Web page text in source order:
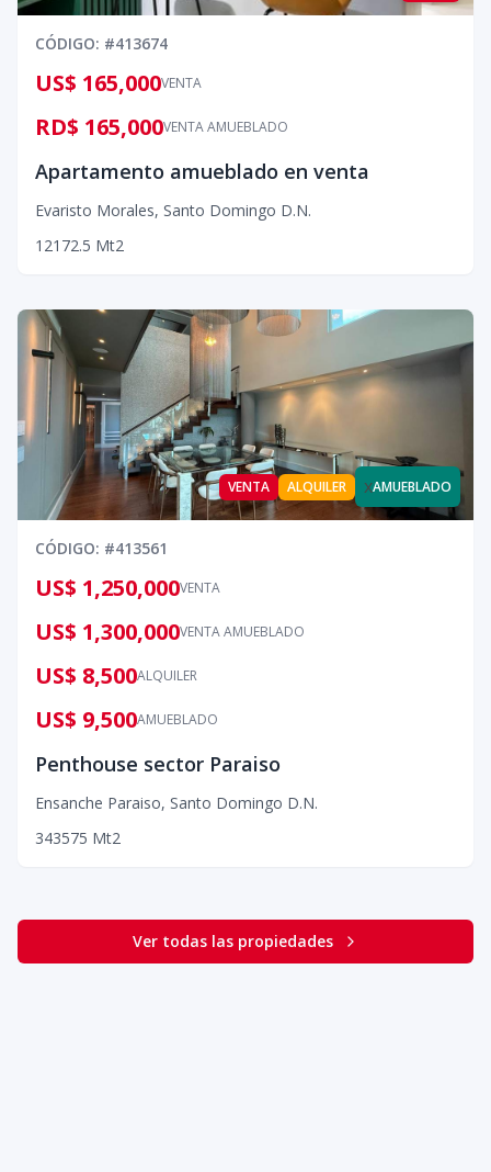
CÓDIGO: #413674
VENTA
US$ 165,000
VENTA AMUEBLADO
RD$ 165,000
Apartamento amueblado en venta
Evaristo Morales, Santo Domingo D.N.
1 21 72.5 Mt2
VENTA ALQUILER xAMUEBLADO
CÓDIGO: #413561
VENTA
US$ 1,250,000
VENTA AMUEBLADO
US$ 1,300,000
ALQUILER
US$ 8,500
AMUEBLADO
US$ 9,500
Penthouse sector Paraiso
Ensanche Paraiso, Santo Domingo D.N.
343575 Mt2
Ver todas las propiedades